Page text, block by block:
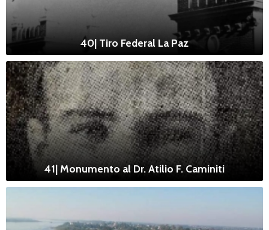
40| Tiro Federal La Paz
41| Monumento al Dr. Atilio F. Caminiti